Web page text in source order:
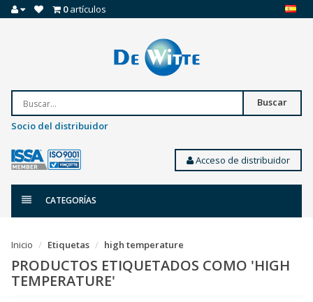
0artículos
Buscar
Socio del distribuidor
Acceso de distribuidor
CATEGORÍAS
Inicio Etiquetas high temperature
PRODUCTOS ETIQUETADOS COMO 'HIGH
TEMPERATURE'